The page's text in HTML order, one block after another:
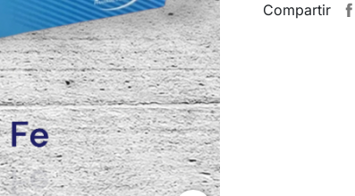
Compartir